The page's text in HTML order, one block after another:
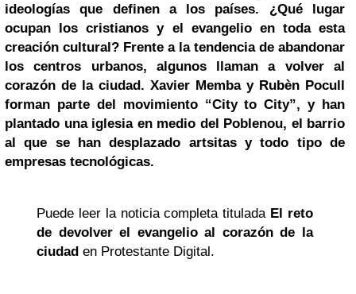
ideologías que definen a los países. ¿Qué lugar
ocupan los cristianos y el evangelio en toda esta
creación cultural? Frente a la tendencia de abandonar
los centros urbanos, algunos llaman a volver al
corazón de la ciudad. Xavier Memba y Rubèn Pocull
forman parte del movimiento “City to City”, y han
plantado una iglesia en medio del Poblenou, el barrio
al que se han desplazado artsitas y todo tipo de
empresas tecnológicas.
Puede leer la noticia completa titulada El reto
de devolver el evangelio al corazón de la
ciudad en Protestante Digital.